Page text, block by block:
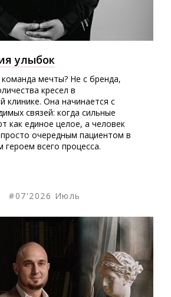
улыбок
мечты? Не с бренда,
кресел в
клинике. Она начинается с
связей: когда сильные
как единое целое, а человек
очередным пациентом в
героем всего процесса.
#07'2026 Июль